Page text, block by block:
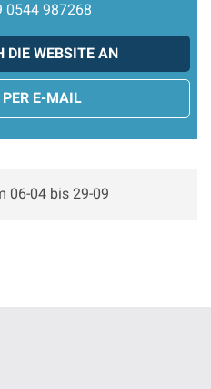
0544 987268
DIE WEBSITE AN
E-MAIL
06-04 bis 29-09